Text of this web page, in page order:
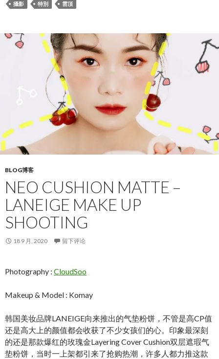
攝影
特別 雲頂
BLOG博客
NEO CUSHION MATTE –
LANEIGE MAKE UP
SHOOTING
18 9 月, 2020 留下评论
Photography : CloudSoo
Makeup & Model : Komay
韩国美妆品牌LANEIGE向来推出的气垫粉饼，不管是高CP值
还是高大上的颜值都会收获了不少女孩们的心。印象最深刻
的还是那款爆红的玫瑰金Layering Cover Cushion双层遮瑕气
垫粉饼，当时一上架都引来了抢购热潮，许多人都力推这款